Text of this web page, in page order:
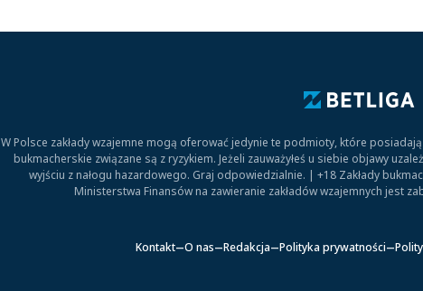
W Polsce zakłady wzajemne mogą oferować jedynie te podmioty, które
bukmacherskie związane są z ryzykiem. Jeżeli zauważyłeś u siebie objawy
wyjściu z nałogu hazardowego. Graj odpowiedzialnie. | +18 Zakłady
Ministerstwa Finansów na zawieranie zakładów wzajemnych jest
Kontakt O nas Redakcja Polityka prywatności